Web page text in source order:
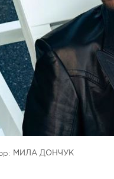
МИЛА ДОНЧУК